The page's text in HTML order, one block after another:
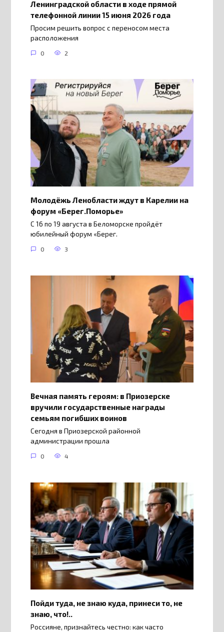
Ленинградской области в ходе прямой
телефонной линии 15 июня 2026 года
Просим решить вопрос с переносом места
расположения
0 2
Молодёжь Ленобласти ждут в Карелии на
форум «Берег.Поморье»
С 16 по 19 августа в Беломорске пройдёт
юбилейный форум «Берег.
0 3
Вечная память героям: в Приозерске
вручили государственные награды
семьям погибших воинов
Сегодня в Приозерской районной
администрации прошла
0 4
Пойди туда, не знаю куда, принеси то, не
знаю, что!..
Россияне, признайтесь честно: как часто